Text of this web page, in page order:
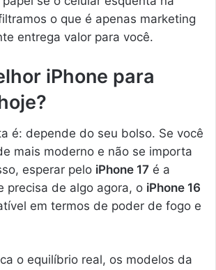
o que é apenas marketing
entrega valor para você.
iPhone para
é: depende do seu bolso. Se você
mais moderno e não se importa
esperar pelo iPhone 17 é a
precisa de algo agora, o iPhone 16
em termos de poder de fogo e
o equilíbrio real, os modelos da